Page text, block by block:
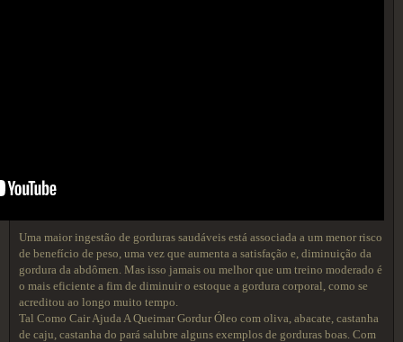
Uma maior ingestão de gorduras saudáveis está associada a um menor risco
de benefício de peso, uma vez que aumenta a satisfação e, diminuição da
gordura da abdômen. Mas isso jamais ou melhor que um treino moderado é
o mais eficiente a fim de diminuir o estoque a gordura corporal, como se
acreditou ao longo muito tempo.
Tal Como Cair Ajuda A Queimar Gordur Óleo com oliva, abacate, castanha
de caju, castanha do pará salubre alguns exemplos de gorduras boas. Com